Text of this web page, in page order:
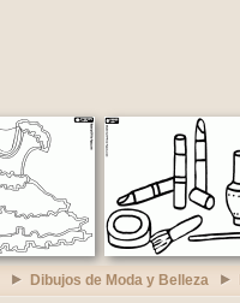
Dibujos de Moda y Belleza